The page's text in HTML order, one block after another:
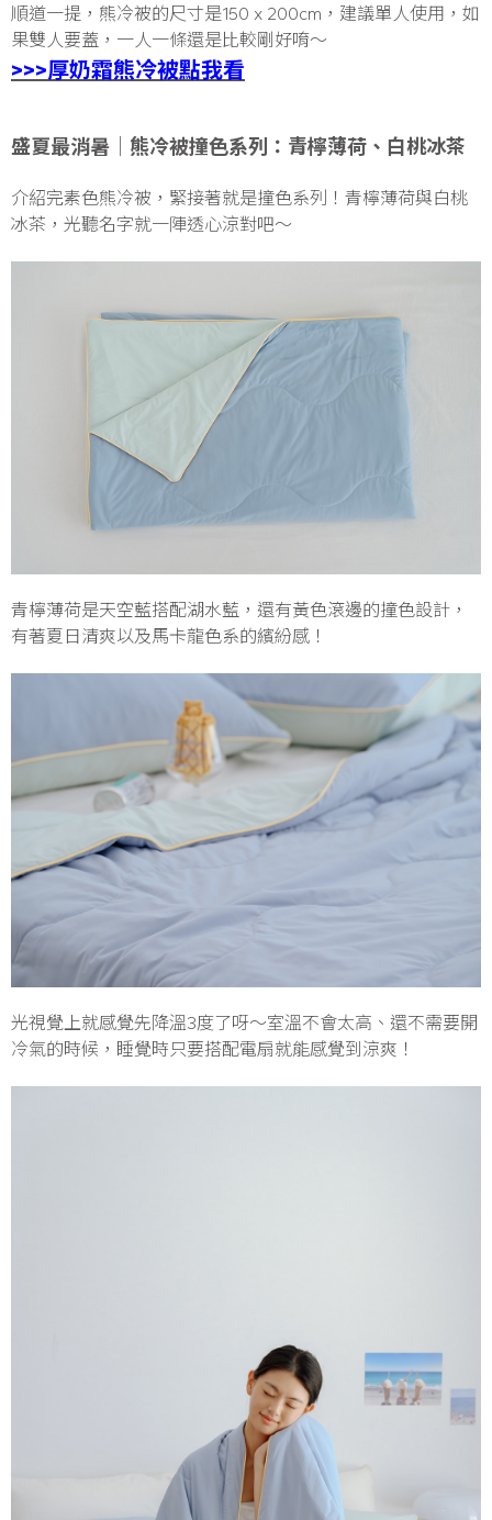
順道一提，熊冷被的尺寸是150 x 200cm，建議單人使用，如
果雙人要蓋，一人一條還是比較剛好唷～
>>>厚奶霜熊冷被點我看
盛夏最消暑│熊冷被撞色系列：青檸薄荷、白桃冰茶
介紹完素色熊冷被，緊接著就是撞色系列！青檸薄荷與白桃
冰茶，光聽名字就一陣透心涼對吧～
青檸薄荷是天空藍搭配湖水藍，還有黃色滾邊的撞色設計，
有著夏日清爽以及馬卡龍色系的繽紛感！
光視覺上就感覺先降溫3度了呀～室溫不會太高、還不需要開
冷氣的時候，睡覺時只要搭配電扇就能感覺到涼爽！